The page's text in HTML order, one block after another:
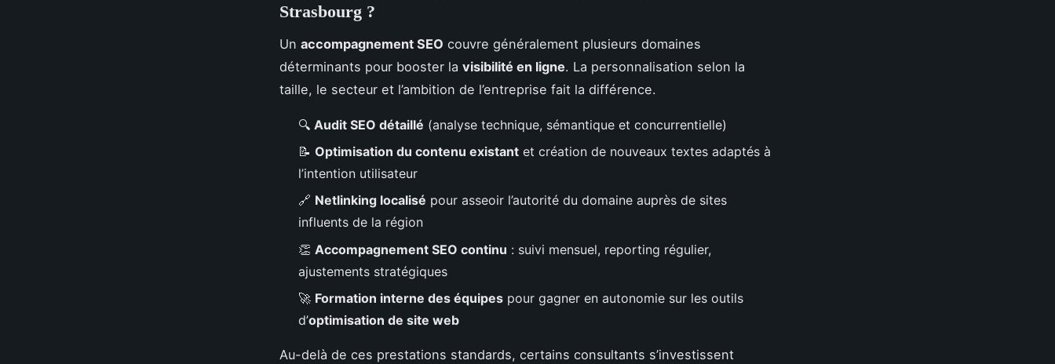
Strasbourg ?
Un accompagnement SEO couvre généralement plusieurs domaines
déterminants pour booster la visibilité en ligne. La personnalisation selon la
taille, le secteur et l’ambition de l’entreprise fait la différence.
🔍 Audit SEO détaillé (analyse technique, sémantique et concurrentielle)
📝 Optimisation du contenu existant et création de nouveaux textes adaptés à
l’intention utilisateur
🔗 Netlinking localisé pour asseoir l’autorité du domaine auprès de sites
influents de la région
👏 Accompagnement SEO continu : suivi mensuel, reporting régulier,
ajustements stratégiques
🚀 Formation interne des équipes pour gagner en autonomie sur les outils
d’optimisation de site web
Au-delà de ces prestations standards, certains consultants s’investissent